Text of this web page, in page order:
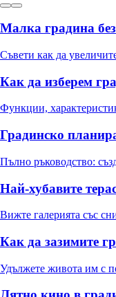
Малка градина
Съвети как да
Как да изберем
Функции,
Градинско
Пълно ръководство:
Най-хубавите
Вижте галерията със
Как да зазимите
Удължете живота им с